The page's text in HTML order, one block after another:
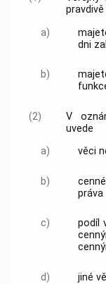
a)
dni
b)
(2)
V
uvede
a)
věci
b)
práva
c)
podíl
d) jiné